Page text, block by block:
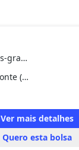
Especialização (pós-graduação)
Jardim Novo Horizonte (universidade Positivo)
Ver mais detalhes
Quero esta bolsa